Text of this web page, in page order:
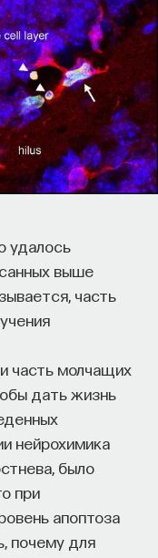
удалось
выше
часть
часть молчащих
дать жизнь
нейрохимика
было
при
апоптоза
почему для